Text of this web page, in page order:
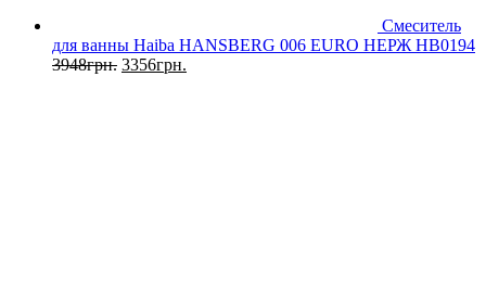
Смеситель
для ванны Haiba HANSBERG 006 EURO НЕРЖ HB0194
3948грн. 3356грн.